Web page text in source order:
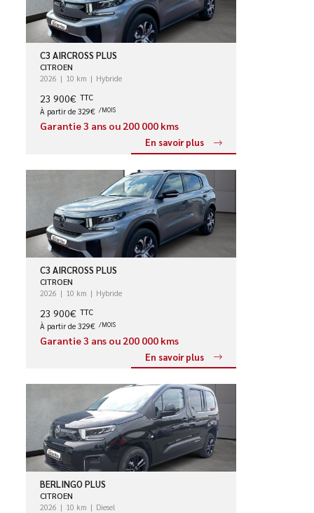
C3 AIRCROSS PLUS
CITROEN
2026 10 km Hybride
23 900€ TTC
À partir de 329€ /MOIS
Garantie 3 ans ou 200 000 kms
En savoir plus
C3 AIRCROSS PLUS
CITROEN
2026 10 km Hybride
23 900€ TTC
À partir de 329€ /MOIS
Garantie 3 ans ou 200 000 kms
En savoir plus
BERLINGO PLUS
CITROEN
2026 10 km Diesel